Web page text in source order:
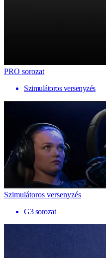
PRO sorozat
Szimulátoros versenyzés
Szimulátoros versenyzés
G3 sorozat